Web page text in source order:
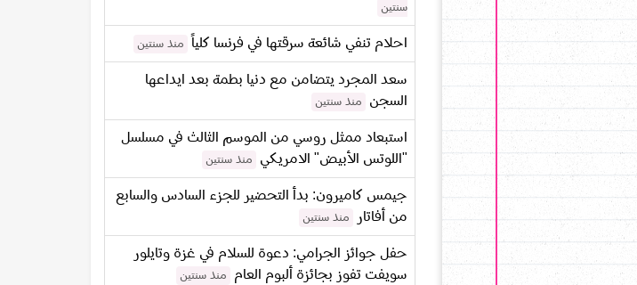
سنتين
احلام تنفي شائعة سرقتها في فرنسا كلياً منذ سنتين
سعد المجرد يتضامن مع دنيا بطمة بعد ايداعها
السجن
منذ سنتين
استبعاد ممثل روسي من الموسم الثالث في مسلسل
"اللوتس الأبيض" الامريكي
منذ سنتين
جيمس كاميرون: بدأ التحضير للجزء السادس والسابع
من أفاتار
منذ سنتين
حفل جوائز الجرامي: دعوة للسلام في غزة وتايلور
سويفت تفوز بجائزة ألبوم العام
منذ سنتين